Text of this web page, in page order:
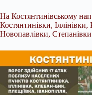
На Костянтинівському
Костянтинівки,
Новопавлівки, Степанівки